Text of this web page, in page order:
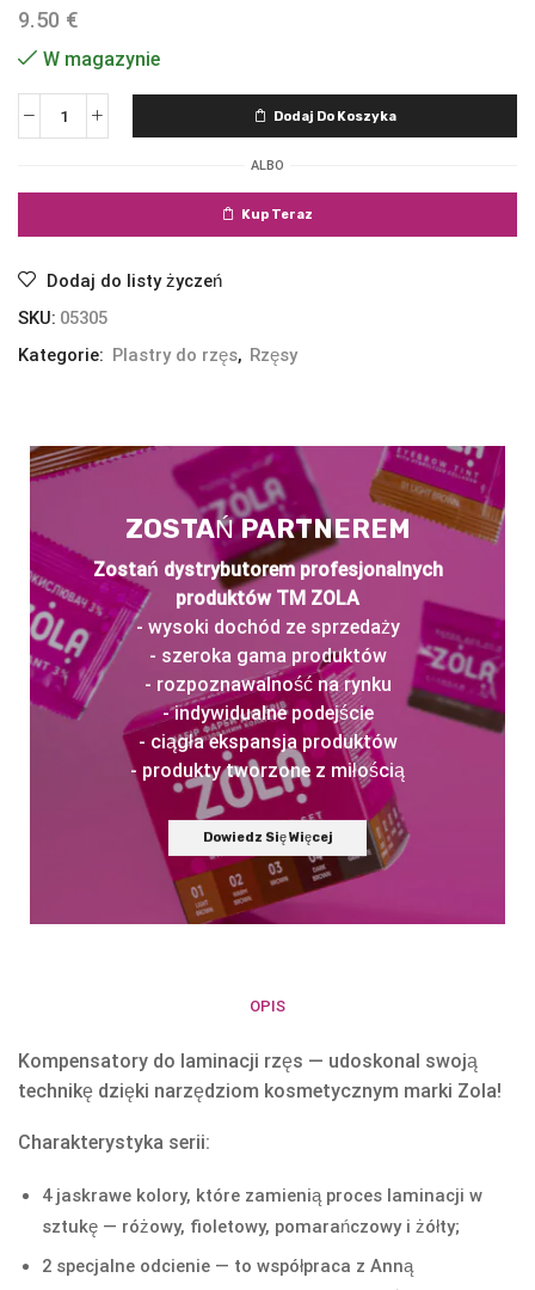
9.50 €
W magazynie
Dodaj Do Koszyka
ALBO
Kup Teraz
Dodaj do listy życzeń
SKU: 05305
Kategorie: Plastry do rzęs, Rzęsy
ZOSTAŃ PARTNEREM
Zostań dystrybutorem profesjonalnych
produktów TM ZOLA
- wysoki dochód ze sprzedaży
- szeroka gama produktów
- rozpoznawalność na rynku
- indywidualne podejście
- ciągła ekspansja produktów
- produkty tworzone z miłością
Dowiedz Się Więcej
OPIS
Kompensatory do laminacji rzęs — udoskonal swoją
technikę dzięki narzędziom kosmetycznym marki Zola!
Charakterystyka serii:
4 jaskrawe kolory, które zamienią proces laminacji w
sztukę — różowy, fioletowy, pomarańczowy i żółty;
2 specjalne odcienie — to współpraca z Anną